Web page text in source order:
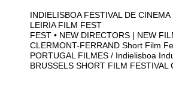
INDIELISBOA FESTIVAL DE CINEMA
LEIRIA FILM FEST
FEST • NEW DIRECTORS | NEW
CLERMONT-FERRAND Short Film
PORTUGAL FILMES / Indielisboa
BRUSSELS SHORT FILM